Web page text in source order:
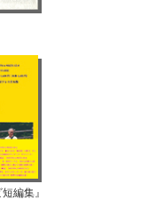
編集』